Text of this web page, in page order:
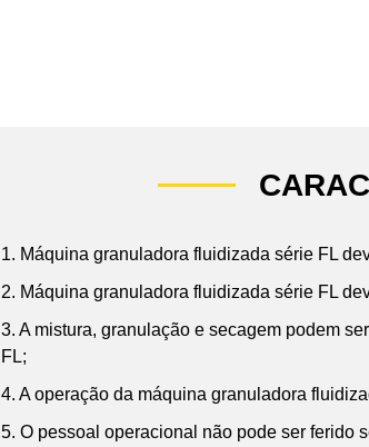
1. Máquina granuladora fluidizada série FL
2. Máquina granuladora fluidizada série FL
3. A mistura, granulação e secagem podem
FL;
4. A operação da máquina granuladora
5. O pessoal operacional não pode ser ferido